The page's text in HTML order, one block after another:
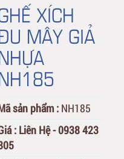
XÍCH
MÂY GIẢ
sản phẩm : NH185
: Liên Hệ - 0938 423